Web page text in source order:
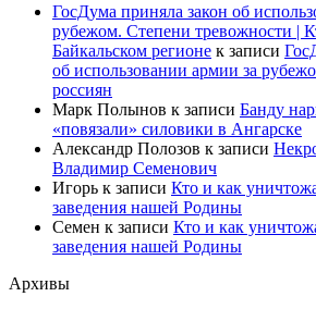
ГосДума приняла закон об
рубежом. Степени тревожности |
Байкальском регионе к записи
об использовании армии за
россиян
Марк Полынов к записи Банду
«повязали» силовики в Ангарске
Александр Полозов к записи
Владимир Семенович
Игорь к записи Кто и как
заведения нашей Родины
Семен к записи Кто и как
заведения нашей Родины
Архивы